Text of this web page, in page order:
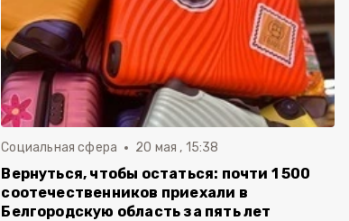
Социальная сфера 20 мая , 15:38
Вернуться, чтобы остаться: почти 1 500
соотечественников приехали в
Белгородскую область за пять лет